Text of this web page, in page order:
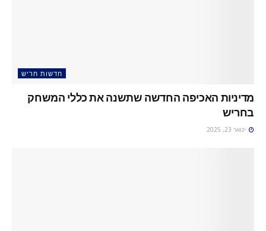
חדשות חריש
מדיניות האכיפה החדשה שתשנה את כללי המשחק
בחריש
ינואר 23, 2025